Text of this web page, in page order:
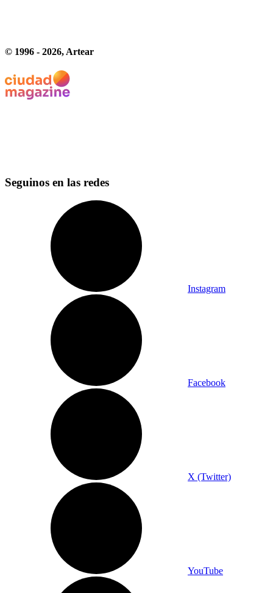
© 1996 - 2026, Artear
Seguinos en las redes
Instagram
Facebook
X (Twitter)
YouTube